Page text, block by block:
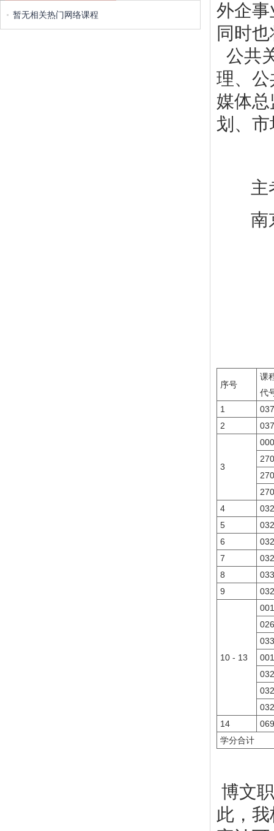
暂无相关热门网络课程
外企
同时
公共
理、
媒体
划、
主
南
序号
课
代
1
2
3
4
5
6
7
8
9
10 - 13
14
学分合计
博文
此，